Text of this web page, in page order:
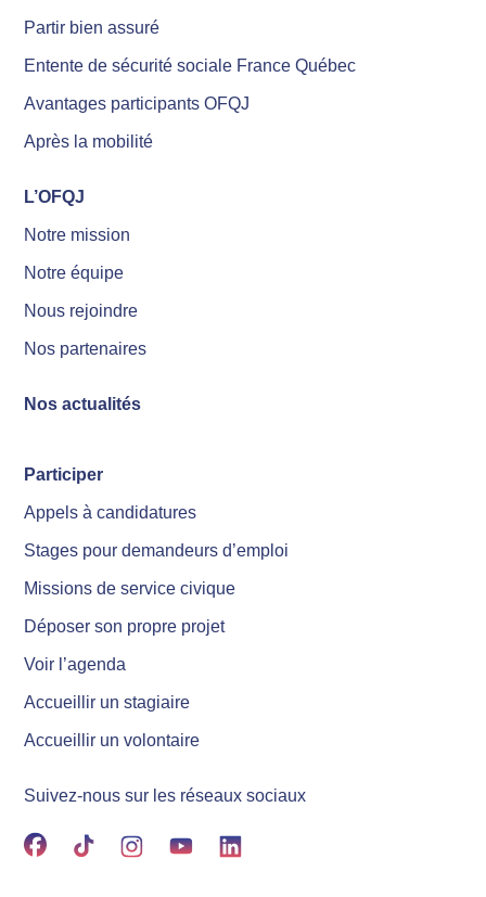
Partir bien assuré
Entente de sécurité sociale France Québec
Avantages participants OFQJ
Après la mobilité
L’OFQJ
Notre mission
Notre équipe
Nous rejoindre
Nos partenaires
Nos actualités
Participer
Appels à candidatures
Stages pour demandeurs d’emploi
Missions de service civique
Déposer son propre projet
Voir l’agenda
Accueillir un stagiaire
Accueillir un volontaire
Suivez-nous sur les réseaux sociaux